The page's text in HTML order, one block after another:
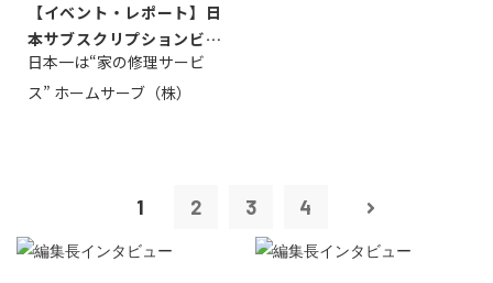
【イベント・レポート】日
本サブスクリプションビジ
ネス大賞20...
日本一は“家の修理サービ
ス” ホームサーブ（株）
1 2 3 4